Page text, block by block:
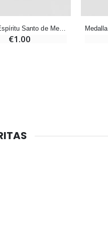
€90.00 €67.50
Medalla Espíritu Santo de Metal Plateado - 18mm
€1.00